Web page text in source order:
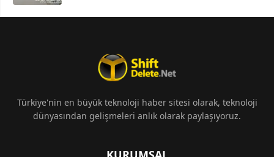
Türkiye'nin en büyük teknoloji haber sitesi olarak, teknoloji
dünyasından gelişmeleri anlık olarak paylaşıyoruz.